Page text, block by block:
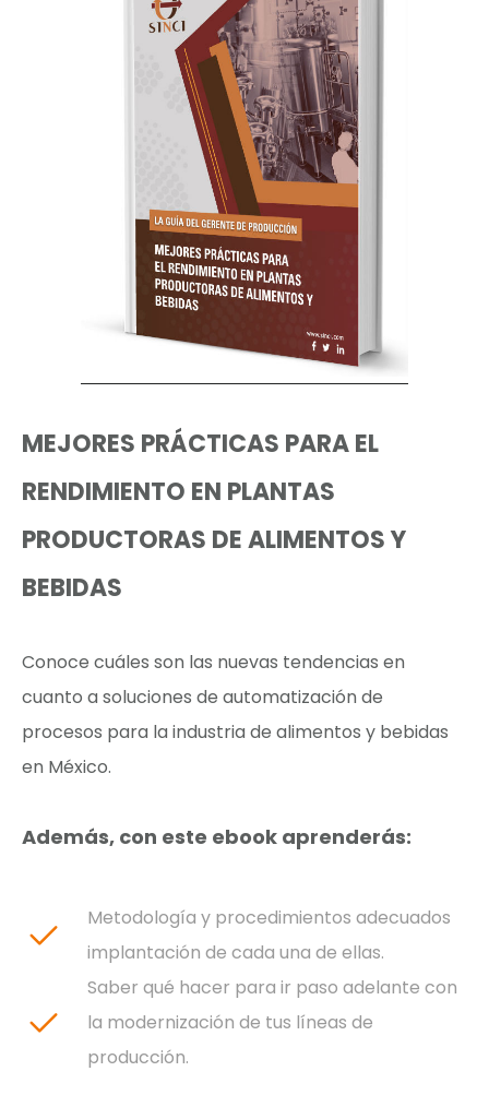
MEJORES PRÁCTICAS PARA EL
RENDIMIENTO EN PLANTAS
PRODUCTORAS DE ALIMENTOS Y
BEBIDAS
Conoce cuáles son las nuevas tendencias en
cuanto a soluciones de automatización de
procesos para la industria de alimentos y bebidas
en México.
Además, con este ebook aprenderás:
Metodología y procedimientos adecuados
implantación de cada una de ellas.
Saber qué hacer para ir paso adelante con
la modernización de tus líneas de
producción.